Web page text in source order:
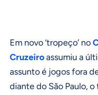
Em novo ‘tropeço’ no
Cruzeiroassumiu a
assunto é jogos fora
diante do São Paulo,